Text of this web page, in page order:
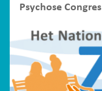
Psychose Congres